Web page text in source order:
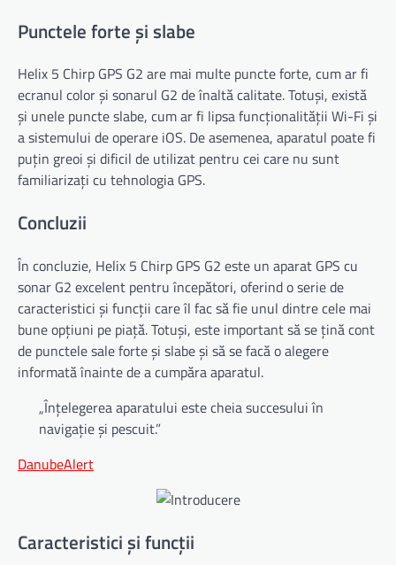
Punctele forte și slabe
Helix 5 Chirp GPS G2 are mai multe puncte forte, cum ar fi
ecranul color și sonarul G2 de înaltă calitate. Totuși, există
și unele puncte slabe, cum ar fi lipsa funcționalității Wi-Fi și
a sistemului de operare iOS. De asemenea, aparatul poate fi
puțin greoi și dificil de utilizat pentru cei care nu sunt
familiarizați cu tehnologia GPS.
Concluzii
În concluzie, Helix 5 Chirp GPS G2 este un aparat GPS cu
sonar G2 excelent pentru începători, oferind o serie de
caracteristici și funcții care îl fac să fie unul dintre cele mai
bune opțiuni pe piață. Totuși, este important să se țină cont
de punctele sale forte și slabe și să se facă o alegere
informată înainte de a cumpăra aparatul.
„Înțelegerea aparatului este cheia succesului în
navigație și pescuit.”
DanubeAlert
Caracteristici și funcții